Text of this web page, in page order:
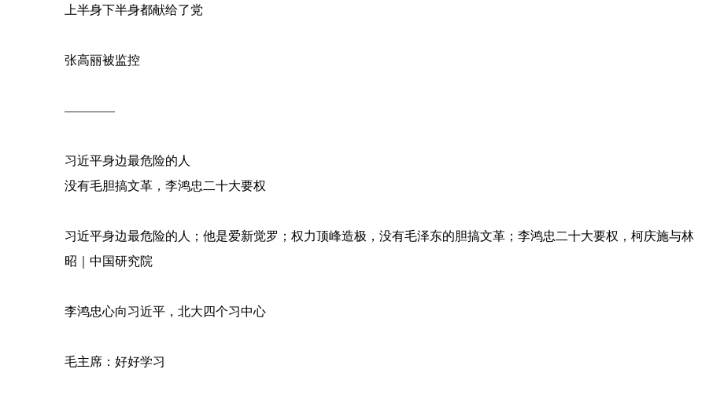
上半身下半身都献给了党
张高丽被监控
————
习近平身边最危险的人
没有毛胆搞文革，李鸿忠二十大要权
习近平身边最危险的人；他是爱新觉罗；权力顶峰造极，没有毛泽东的胆搞文革；李鸿忠二十大要权，柯庆施与林
昭｜中国研究院
李鸿忠心向习近平，北大四个习中心
毛主席：好好学习